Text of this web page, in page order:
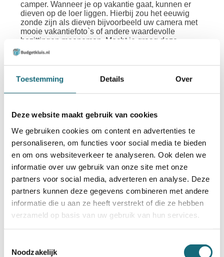
Toestemming Details Over
Deze website maakt gebruik van cookies
We gebruiken cookies om content en advertenties te
personaliseren, om functies voor social media te bieden
en om ons websiteverkeer te analyseren. Ook delen we
informatie over uw gebruik van onze site met onze
partners voor social media, adverteren en analyse. Deze
partners kunnen deze gegevens combineren met andere
informatie die u aan ze heeft verstrekt of die ze hebben
verzameld op basis van uw gebruik van hun services.
Noodzakelijk
camper. Wanneer je op vakantie gaat, kunnen er
dieven op de loer liggen. Hierbij zou het eeuwig
zonde zijn als dieven bijvoorbeeld uw camera met
mooie vakantiefoto`s of andere waardevolle
bezittingen meenemen. Mocht je graag deze
brandkasten in het echt willen zien, kom dan langs
De voordelen van een kluis
voor je caravan of camper
Een caravan kluis is een handige ruimte om je
spullen veilig op te bergen wanneer je op reis gaat.
Naast dat het veiligheid biedt, zitten er een aantal
andere voordelen verbonden aan dit type kluis:
De camper kluizen zijn licht van gewicht. Dit
maakt het eenvoudiger om de kluis in je camper
of caravan te monteren en verankeren. Wanneer
dit je lastig lijkt, kun je er eventueel voor kiezen
om de verankering door onze experts te laten
compact. Hierdoor nemen ze niet veel ruimte in